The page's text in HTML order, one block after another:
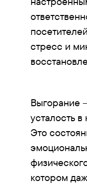
стресс и
Выгорание
усталость
Это
котором